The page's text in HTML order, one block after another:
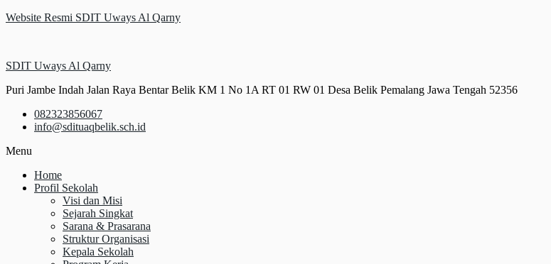
Website Resmi SDIT Uways Al Qarny
SDIT Uways Al Qarny
Puri Jambe Indah Jalan Raya Bentar Belik KM 1 No 1A RT 01 RW 01 Desa Belik Pemalang Jawa Tengah 52356
082323856067
info@sdituaqbelik.sch.id
Menu
Home
Profil Sekolah
Visi dan Misi
Sejarah Singkat
Sarana & Prasarana
Struktur Organisasi
Kepala Sekolah